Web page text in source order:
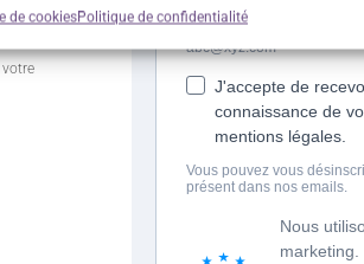
de cookiesPolitique de confidentialité